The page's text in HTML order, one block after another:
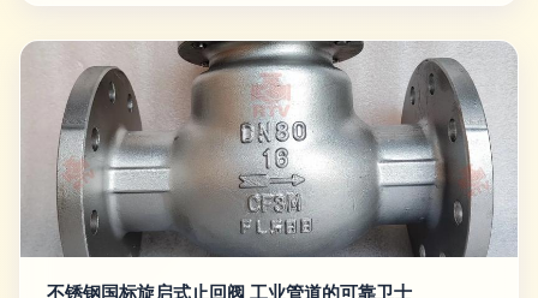
不锈钢国标旋启式止回阀 工业管道的可靠卫士